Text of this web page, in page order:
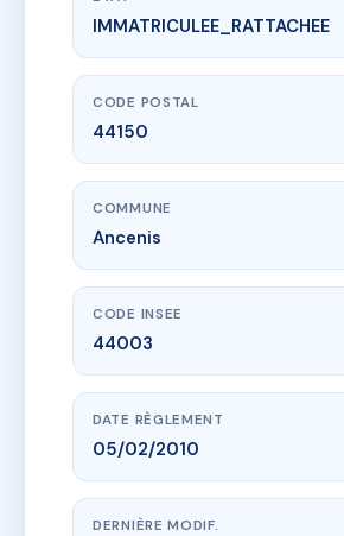
www.vme.plus/AC6782767
129-147 Cour de l'horloge
129 cour de l'horloge
IMMATRICULEE_RATTACHEE
CODE POSTAL
44150
COMMUNE
Ancenis
CODE INSEE
44003
DATE RÈGLEMENT
05/02/2010
DERNIÈRE MODIF.